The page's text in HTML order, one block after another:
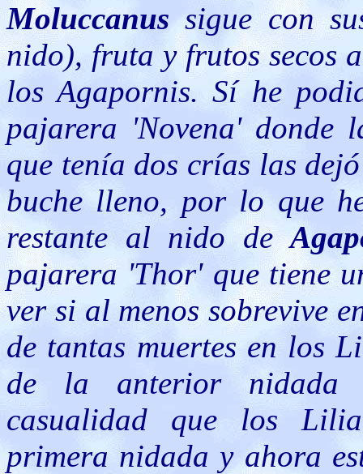
Moluccanus sigue con
nido), fruta y frutos secos
los Agapornis. Sí he
pajarera 'Novena' donde
que tenía dos crías las
buche lleno, por lo que
restante al nido de
pajarera 'Thor' que tiene
ver si al menos sobrevive
de tantas muertes en los
de la anterior nidada
casualidad que los
primera nidada y ahora